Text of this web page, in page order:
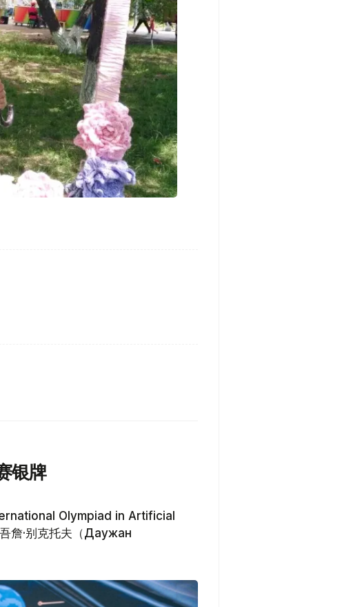
银牌
Olympiad in Artificial
詹·别克托夫（Даужан